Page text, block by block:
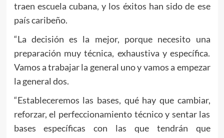
traen escuela cubana, y los éxitos han sido de ese
país caribeño.
“La decisión es la mejor, porque necesito una
preparación muy técnica, exhaustiva y específica.
Vamos a trabajar la general uno y vamos a empezar
la general dos.
“Estableceremos las bases, qué hay que cambiar,
reforzar, el perfeccionamiento técnico y sentar las
bases específicas con las que tendrán que